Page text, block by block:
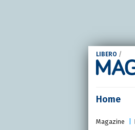
LIBERO /
Home
Magazine